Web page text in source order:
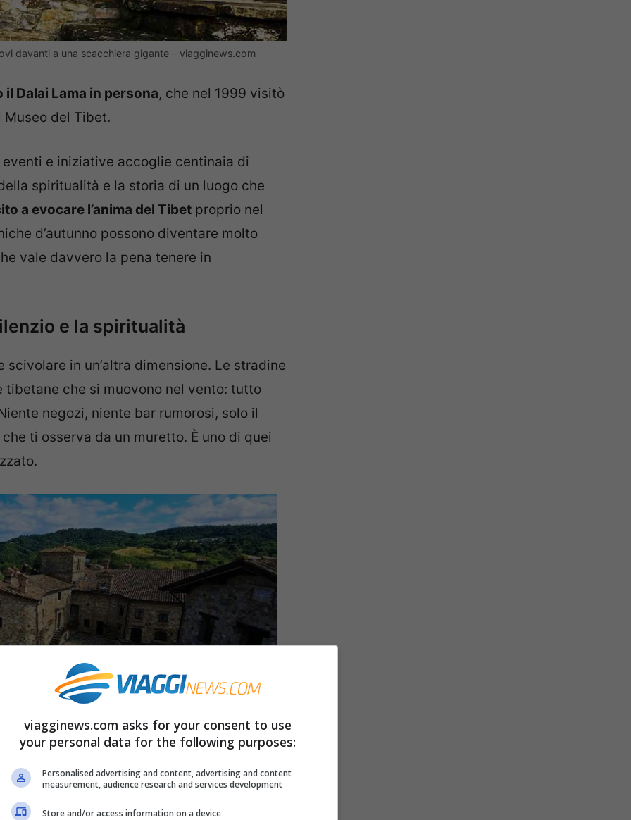
davanti a una scacchiera gigante – viagginews.com
Dalai Lama in persona, che nel 1999 visitò
Museo del Tibet.
e iniziative accoglie centinaia di
spiritualità e la storia di un luogo che
a evocare l’anima del Tibet proprio nel
d’autunno possono diventare molto
vale davvero la pena tenere in
e la spiritualità
scivolare in un’altra dimensione. Le stradine
che si muovono nel vento: tutto
negozi, niente bar rumorosi, solo il
ti osserva da un muretto. È uno di quei
youtube @Roberto Olgiati) – viagginews.com
viagginews.com asks for your consent to use
your personal data for the following purposes:
Personalised advertising and content, advertising and content
measurement, audience research and services development
Store and/or access information on a device